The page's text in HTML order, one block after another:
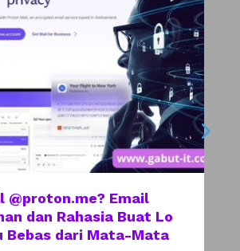
@proton.me? Email
dan Rahasia Buat Lo
Bebas dari Mata-Mata